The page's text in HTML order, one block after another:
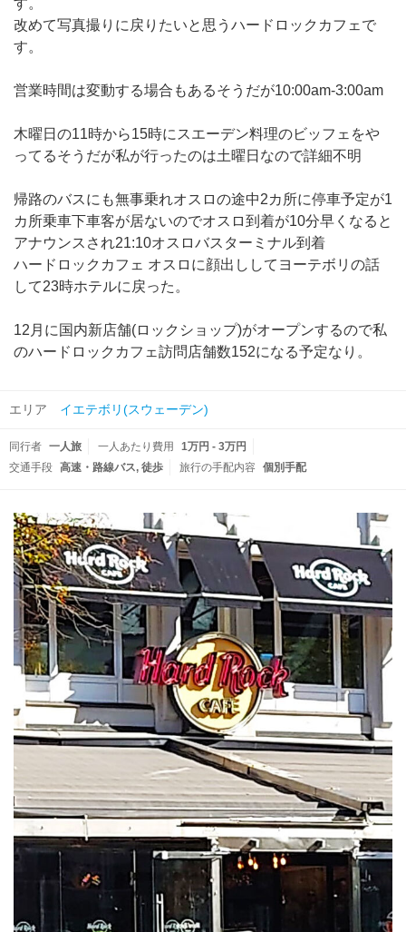
改めて写真撮りに戻りたいと思うハードロックカフェで
す。
営業時間は変動する場合もあるそうだが10:00am-3:00am
木曜日の11時から15時にスエーデン料理のビッフェをや
ってるそうだが私が行ったのは土曜日なので詳細不明
帰路のバスにも無事乗れオスロの途中2カ所に停車予定が1
カ所乗車下車客が居ないのでオスロ到着が10分早くなると
アナウンスされ21:10オスロバスターミナル到着
ハードロックカフェ オスロに顔出ししてヨーテボリの話
して23時ホテルに戻った。
12月に国内新店舗(ロックショップ)がオープンするので私
のハードロックカフェ訪問店舗数152になる予定なり。
エリア イエテボリ(スウェーデン)
同行者 一人旅 一人あたり費用
1万円 - 3万円
交通手段 高速・路線バス 徒歩 旅行の手配内容 個別手配